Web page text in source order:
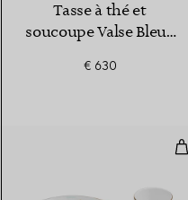
Tasse à thé et
soucoupe Valse Bleue
ensemble de deux
€ 630